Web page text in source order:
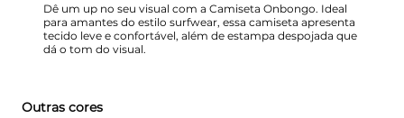
Dê um up no seu visual com a Camiseta Onbongo. Ideal
para amantes do estilo surfwear, essa camiseta apresenta
tecido leve e confortável, além de estampa despojada que
dá o tom do visual.
Outras cores